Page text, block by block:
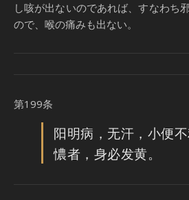
し咳が出ないのであれば、すなわち
ので、喉の痛みも出ない。
第199条
阳明病，无汗，小便
憹者，身必发黄。